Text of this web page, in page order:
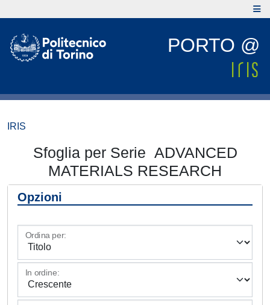
PORTO @
IRIS
Sfoglia per Serie ADVANCED
MATERIALS RESEARCH
Opzioni
Ordina per:
In ordine: